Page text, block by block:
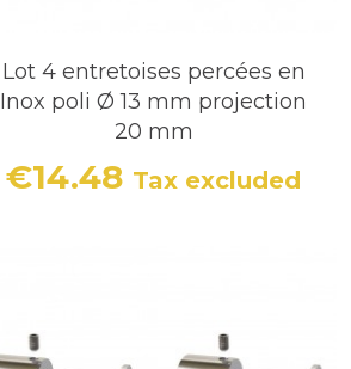
Lot 4 entretoises percées en
Inox poli Ø 13 mm projection
20 mm
Price
€14.48 Tax excluded